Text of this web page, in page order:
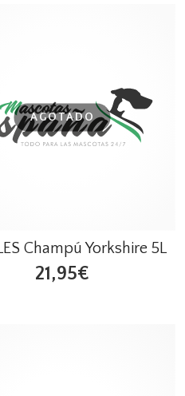
AGOTADO
Champú Yorkshire 5L
21,95€